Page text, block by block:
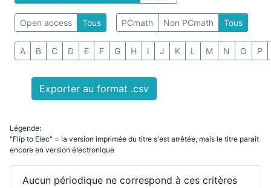
Open access Tous PCmath Non PCmath Tous
A B C D E F G H I J K L M N O P
Exporter au format .csv
Légende:
"Flip to Elec" = la version imprimée du titre s'est arrêtée, mais le titre paraît
encore en version électronique
Aucun périodique ne correspond à ces critères